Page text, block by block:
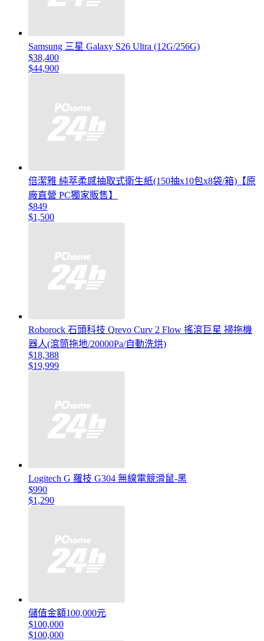
Samsung 三星 Galaxy S26 Ultra (12G/256G)
$38,400
$44,900
倍潔雅 純萃柔感抽取式衛生紙(150抽x10包x8袋/箱)【原
廠直營 PC獨家販售】
$849
$1,500
Roborock 石頭科技 Qrevo Curv 2 Flow 搖滾巨星 掃拖機
器人(滾筒拖地/20000Pa/自動洗烘)
$18,388
$19,999
Logitech G 羅技 G304 無線電競滑鼠-黑
$990
$1,290
儲值金額100,000元
$100,000
$100,000